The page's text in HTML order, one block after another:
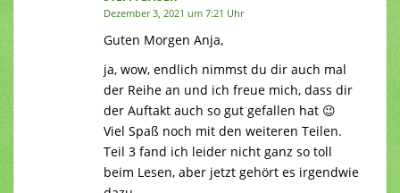
Dezember 3, 2021 um 7:21 Uhr
Guten Morgen Anja,
ja, wow, endlich nimmst du dir auch mal
der Reihe an und ich freue mich, dass dir
der Auftakt auch so gut gefallen hat 😉
Viel Spaß noch mit den weiteren Teilen.
Teil 3 fand ich leider nicht ganz so toll
beim Lesen, aber jetzt gehört es irgendwie